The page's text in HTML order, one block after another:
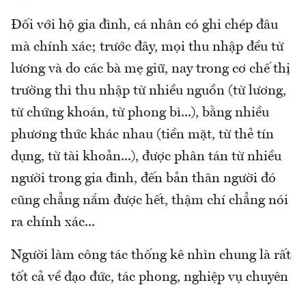
Đối với hộ gia đình, cá nhân có ghi chép đâu
mà chính xác; trước đây, mọi thu nhập đều từ
lương và do các bà mẹ giữ, nay trong cơ chế thị
trường thì thu nhập từ nhiều nguồn (từ lương,
từ chứng khoán, từ phong bì...), bằng nhiều
phương thức khác nhau (tiền mặt, từ thẻ tín
dụng, từ tài khoản...), được phân tán từ nhiều
người trong gia đình, đến bản thân người đó
cũng chẳng nắm được hết, thậm chí chẳng nói
ra chính xác...
Người làm công tác thống kê nhìn chung là rất
tốt cả về đạo đức, tác phong, nghiệp vụ chuyên